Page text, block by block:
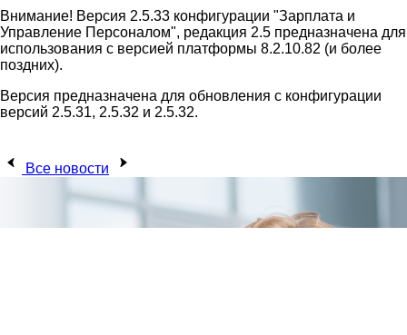
Внимание! Версия 2.5.33 конфигурации "Зарплата и
Управление Персоналом", редакция 2.5 предназначена для
использования с версией платформы 8.2.10.82 (и более
поздних).
Версия предназначена для обновления с конфигурации
версий 2.5.31, 2.5.32 и 2.5.32.
Все новости